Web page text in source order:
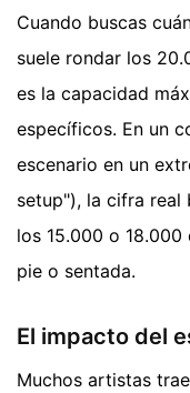
Cuando buscas
suele rondar los
es la capacidad
específicos. En un
escenario en un
setup"), la cifra real
los 15.000 o
pie o sentada.
El impacto del
Muchos artistas